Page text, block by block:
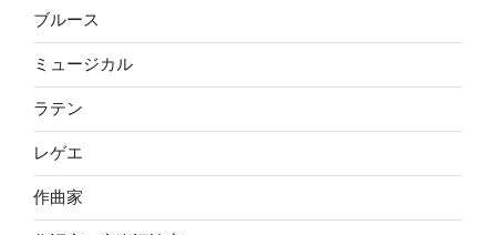
ブルース
ミュージカル
ラテン
レゲエ
作曲家